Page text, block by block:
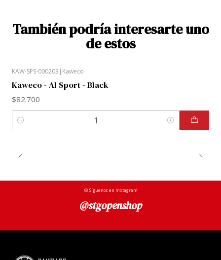
También podría interesarte uno
de estos
KAW-SPS-000203 | Kaweco
Kaweco - Al Sport - Black
$82.700
Cantidad
Síguenos en Instagram
@stgopenshop